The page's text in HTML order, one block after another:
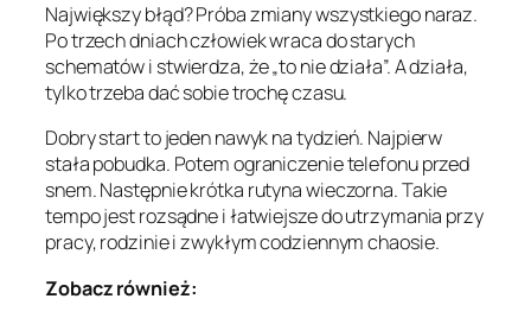
Największy błąd? Próba zmiany wszystkiego naraz.
Po trzech dniach człowiek wraca do starych
schematów i stwierdza, że „to nie działa”. A działa,
tylko trzeba dać sobie trochę czasu.
Dobry start to jeden nawyk na tydzień. Najpierw
stała pobudka. Potem ograniczenie telefonu przed
snem. Następnie krótka rutyna wieczorna. Takie
tempo jest rozsądne i łatwiejsze do utrzymania przy
pracy, rodzinie i zwykłym codziennym chaosie.
Zobacz również: